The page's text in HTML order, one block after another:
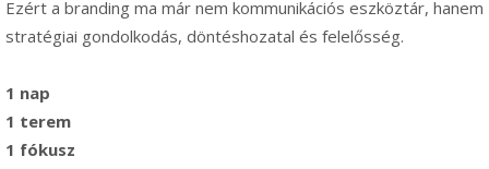
Ezért a branding ma már nem kommunikációs eszköztár, hanem
stratégiai gondolkodás, döntéshozatal és felelősség.
1 nap
1 terem
1 fókusz